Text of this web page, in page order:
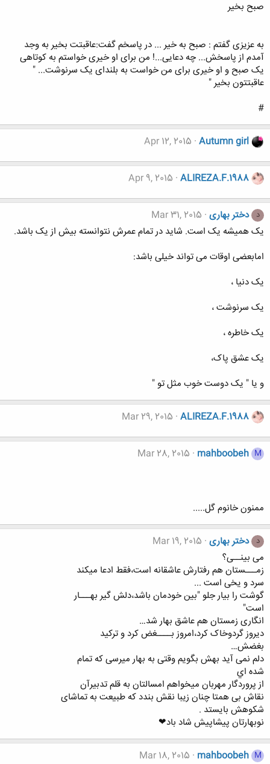
صبح بخیر
به عزیزی گفتم : صبح به خیر ... در پاسخم گفت:عاقبتت بخیر به وجد
آمدم از پاسخش... چه دعایی...! من برای او خیری خواستم به کوتاهی
یک صبح و او خیری برای من خواست به بلندای یک سرنوشت... "
عاقبتتون بخير "
#
Autumn girl
Apr 12, 2015
ALIREZA.F.1988
Apr 9, 2015
د دختر بهاری Mar 31, 2015
یک همیشه یک است. شاید در تمام عمرش نتوانسته بیش از یک باشد.
امابعضی اوقات می تواند خیلی باشد:
یک دنیا ،
یک سرنوشت ،
یک خاطره ،
یک عشق پاک،
و یا " یک دوست خوب مثل تو "
ALIREZA.F.1988
Mar 29, 2015
M
mahboobeh
Mar 28, 2015
ممنون خانوم گل.....
د دختر بهاری Mar 19, 2015
ﻣﯽ ﺑﯿﻨــﯽ؟
ﺯﻣـــﺴﺘﺎﻥ ﻫﻢ ﺭﻓﺘﺎﺭﺵ ﻋﺎﺷﻘﺎﻧﻪ ﺍﺳﺖ،ﻓﻘﻂ ﺍﺩﻋﺎ ﻣﯿﮑﻨﺪ
ﺳﺮﺩ ﻭ ﯾﺨﯽ ﺍﺳﺖ ...
ﮔﻮﺷﺖ ﺭﺍ ﺑﯿﺎﺭ ﺟﻠﻮ "ﺑﯿﻦ ﺧﻮﺩﻣﺎﻥ ﺑﺎﺷﺪ،ﺩﻟﺶ ﮔﯿﺮ ﺑﻬـــﺎﺭ
ﺍﺳﺖ"
ﺍﻧﮕﺎﺭﯼ ﺯﻣﺴﺘﺎﻥ ﻫﻢ ﻋﺎﺷﻖ ﺑﻬﺎﺭ ﺷﺪ…
ﺩﯾﺮﻭﺯ ﮔﺮﺩﻭﺧﺎﮎ ﮐﺮﺩ،ﺍﻣﺮﻭﺯ ﺑــــﻐﺾ ﮐﺮﺩ ﻭ ﺗﺮﮐﯿﺪ
ﺑﻐﻀﺶ…
ﺩﻟﻢ ﻧﻤﯽ ﺁﯾﺪ ﺑﻬﺶ ﺑﮕﻮﯾﻢ ﻭﻗﺘﯽ ﺑﻪ ﺑﻬﺎﺭ ﻣﯿﺮﺳﯽ ﮐﻪ ﺗﻤﺎﻡ
ﺷﺪﻩ ﺍﻱ
ﺍﺯ ﭘﺮﻭﺭﺩﮔﺎﺭ ﻣﻬﺮﺑﺎﻥ ﻣﯿﺨﻮﺍﻫﻢ ﺍﻣﺴﺎﻟﺘﺎﻥ ﺑﻪ ﻗﻠﻢ ﺗﺪﺑﯿﺮﺁﻥ
ﻧﻘﺎﺵ ﺑﻰ ﻫﻤﺘﺎ ﭼﻨﺎﻥ ﺯﯾﺒﺎ ﻧﻘﺶ ﺑﻨﺪﺩ ﮐﻪ ﻃﺒﯿﻌﺖ ﺑﻪ ﺗﻤﺎﺷﺎﯼ
ﺷﮑﻮﻫﺶ ﺑﺎﯾﺴﺘﺪ .
ﻧﻮﺑﻬﺎﺭﺗﺎﻥ ﭘﻴﺸﺎﭘﻴﺶ ﺷﺎﺩ ﺑﺎﺩ❤
M
mahboobeh
Mar 18, 2015